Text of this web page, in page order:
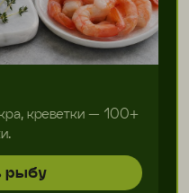
креветки — 100+
рыбу